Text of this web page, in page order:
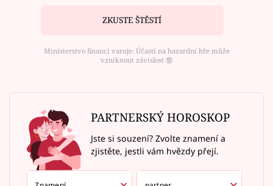
ZKUSTE ŠTĚSTÍ
Ministerstvo financí varuje: Účastí na hazardní hře může
vzniknout závislost ⑱
PARTNERSKÝ HOROSKOP
Jste si souzení? Zvolte znamení a
zjistěte, jestli vám hvězdy přejí.